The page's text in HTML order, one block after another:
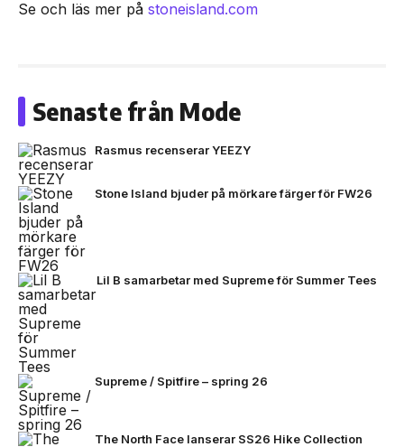
Se och läs mer på stoneisland.com
Senaste från Mode
Rasmus recenserar YEEZY
Stone Island bjuder på mörkare färger för FW26
Lil B samarbetar med Supreme för Summer Tees
Supreme / Spitfire – spring 26
The North Face lanserar SS26 Hike Collection